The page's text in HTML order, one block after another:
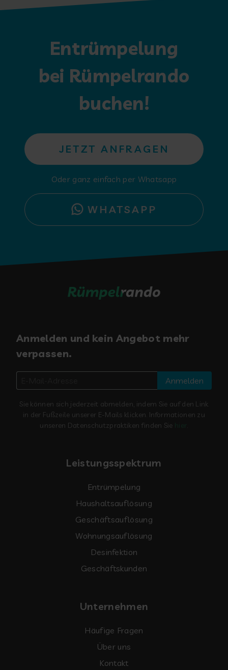
Entrümpelung
bei Rümpelrando
buchen!
JETZT ANFRAGEN
Oder ganz einfach per Whatsapp
WHATSAPP
Anmelden und kein Angebot mehr
verpassen.
Anmelden
Sie können sich jederzeit abmelden, indem Sie auf den Link
in der Fußzeile unserer E-Mails klicken. Informationen zu
unseren Datenschutzpraktiken finden Sie
Leistungsspektrum
Entrümpelung
Haushaltsauflösung
Geschäftsauflösung
Wohnungsauflösung
Desinfektion
Geschäftskunden
Unternehmen
Häufige Fragen
Über uns
Kontakt